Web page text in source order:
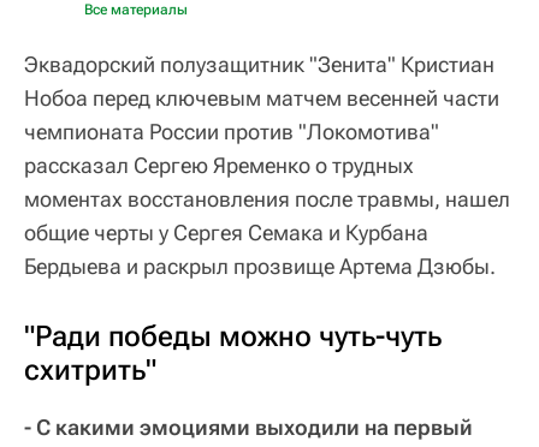
Все материалы
Эквадорский полузащитник "Зенита" Кристиан
Нобоа перед ключевым матчем весенней части
чемпионата России против "Локомотива"
рассказал Сергею Яременко о трудных
моментах восстановления после травмы, нашел
общие черты у Сергея Семака и Курбана
Бердыева и раскрыл прозвище Артема Дзюбы.
"Ради победы можно чуть-чуть
схитрить"
- С какими эмоциями выходили на первый